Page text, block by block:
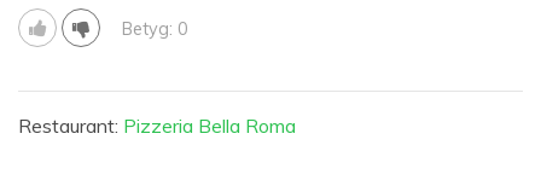
Betyg: 0
Restaurant: Pizzeria Bella Roma